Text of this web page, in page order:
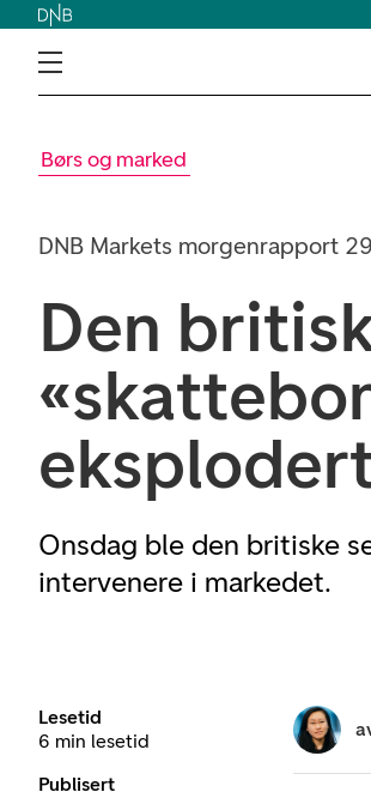
Børs og marked
DNB Markets morgenrapport
Den
Onsdag ble den britiske
intervenere i markedet.
Lesetid
6 min lesetid
Publisert